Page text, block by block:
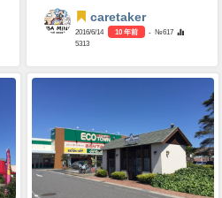
caretaker
2016/6/14 10 年前
- №617
5313